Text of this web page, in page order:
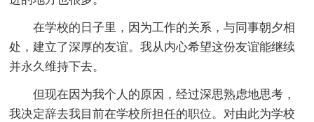
在学校的日子里，因为工作的关系，与同事朝夕相
处，建立了深厚的友谊。我从内心希望这份友谊能继续
并永久维持下去。
但现在因为我个人的原因，经过深思熟虑地思考，
我决定辞去我目前在学校所担任的职位。对由此为学校